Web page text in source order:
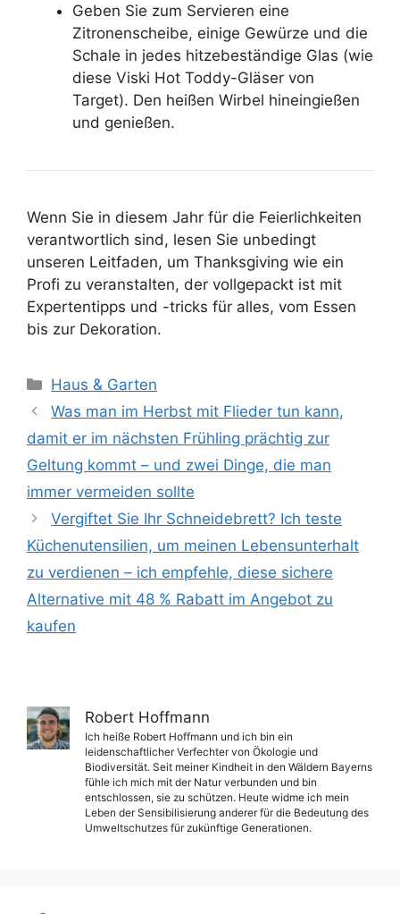
Geben Sie zum Servieren eine
Zitronenscheibe, einige Gewürze und die
Schale in jedes hitzebeständige Glas (wie
diese Viski Hot Toddy-Gläser von
Target). Den heißen Wirbel hineingießen
und genießen.
Wenn Sie in diesem Jahr für die Feierlichkeiten
verantwortlich sind, lesen Sie unbedingt
unseren Leitfaden, um Thanksgiving wie ein
Profi zu veranstalten, der vollgepackt ist mit
Expertentipps und -tricks für alles, vom Essen
bis zur Dekoration.
Kategorien
Haus & Garten
Was man im Herbst mit Flieder tun kann,
damit er im nächsten Frühling prächtig zur
Geltung kommt – und zwei Dinge, die man
immer vermeiden sollte
Vergiftet Sie Ihr Schneidebrett? Ich teste
Küchenutensilien, um meinen Lebensunterhalt
zu verdienen – ich empfehle, diese sichere
Alternative mit 48 % Rabatt im Angebot zu
kaufen
Robert Hoffmann
Ich heiße Robert Hoffmann und ich bin ein
leidenschaftlicher Verfechter von Ökologie und
Biodiversität. Seit meiner Kindheit in den Wäldern Bayerns
fühle ich mich mit der Natur verbunden und bin
entschlossen, sie zu schützen. Heute widme ich mein
Leben der Sensibilisierung anderer für die Bedeutung des
Umweltschutzes für zukünftige Generationen.